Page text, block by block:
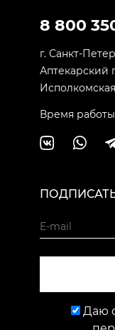
8 800
г. Санкт-
Аптекарский
Время
Даю